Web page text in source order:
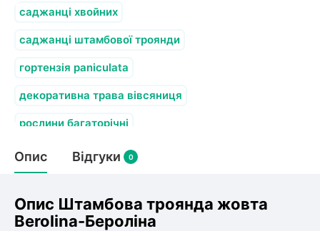
(агротканини)
саджанці хвойних
саджанці штамбової троянди
гортензія paniculata
декоративна трава вівсяниця
рослини багаторічні
гортензія садова деревоподібна гортензія
садова
Опис Відгуки 0
Опис Штамбова троянда жовта
Berolina-Бероліна